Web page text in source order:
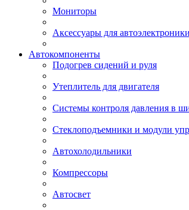
Мониторы
Аксессуары для автоэлектроники
Автокомпоненты
Подогрев сидений и руля
Утеплитель для двигателя
Системы контроля давления в
Стеклоподъемники и модули
Автохолодильники
Компрессоры
Автосвет